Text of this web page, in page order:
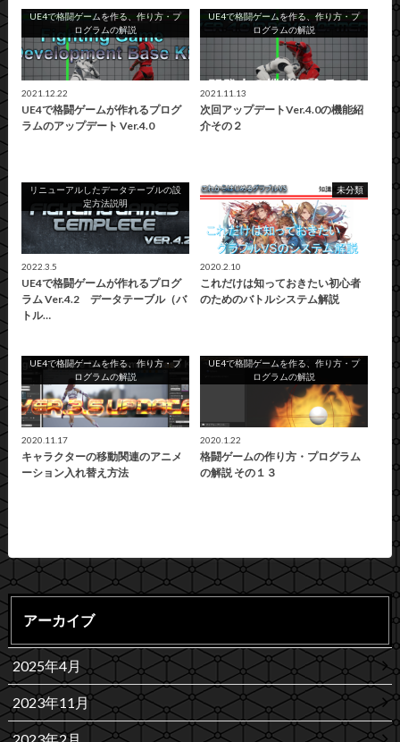
UE4で格闘ゲームを作る、作り方・プ
ログラムの解説
2021.12.22
UE4で格闘ゲームが作れるプログ
ラムのアップデート Ver.4.0
UE4で格闘ゲームを作る、作り方・プ
ログラムの解説
2021.11.13
次回アップデートVer.4.0の機能紹
介その２
リニューアルしたデータテーブルの設
定方法説明
2022.3.5
UE4で格闘ゲームが作れるプログ
ラム Ver.4.2 データテーブル（バ
トル…
未分類
2020.2.10
これだけは知っておきたい初心者
のためのバトルシステム解説
UE4で格闘ゲームを作る、作り方・プ
ログラムの解説
2020.11.17
キャラクターの移動関連のアニメ
ーション入れ替え方法
UE4で格闘ゲームを作る、作り方・プ
ログラムの解説
2020.1.22
格闘ゲームの作り方・プログラム
の解説 その１３
アーカイブ
2025年4月
2023年11月